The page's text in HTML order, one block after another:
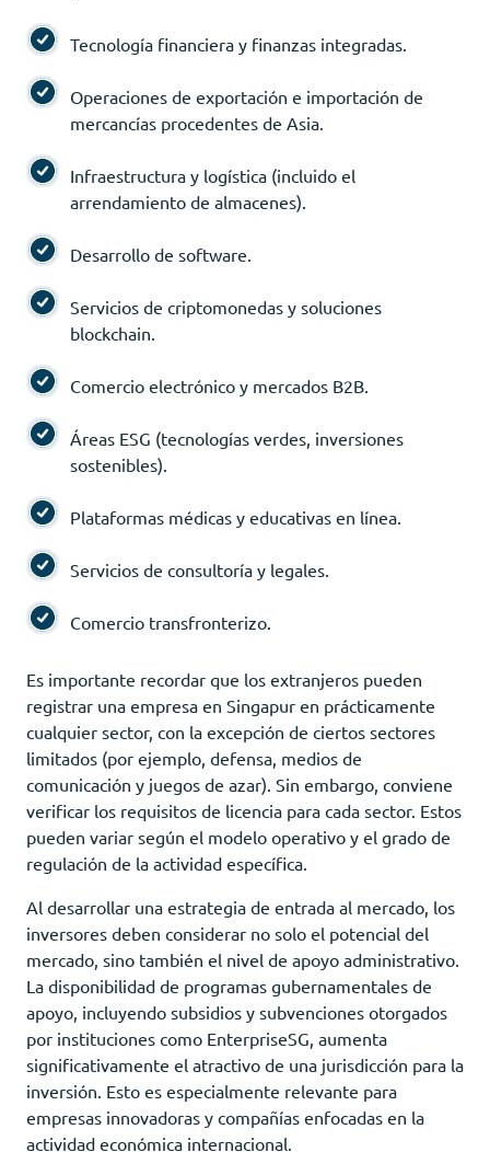
Tecnología financiera y finanzas integradas.
Operaciones de exportación e importación de
mercancías procedentes de Asia.
Infraestructura y logística (incluido el
arrendamiento de almacenes).
Desarrollo de software.
Servicios de criptomonedas y soluciones
blockchain.
Comercio electrónico y mercados B2B.
Áreas ESG (tecnologías verdes, inversiones
sostenibles).
Plataformas médicas y educativas en línea.
Servicios de consultoría y legales.
Comercio transfronterizo.
Es importante recordar que los extranjeros pueden
registrar una empresa en Singapur en prácticamente
cualquier sector, con la excepción de ciertos sectores
limitados (por ejemplo, defensa, medios de
comunicación y juegos de azar). Sin embargo, conviene
verificar los requisitos de licencia para cada sector. Estos
pueden variar según el modelo operativo y el grado de
regulación de la actividad específica.
Al desarrollar una estrategia de entrada al mercado, los
inversores deben considerar no solo el potencial del
mercado, sino también el nivel de apoyo administrativo.
La disponibilidad de programas gubernamentales de
apoyo, incluyendo subsidios y subvenciones otorgados
por instituciones como EnterpriseSG, aumenta
significativamente el atractivo de una jurisdicción para la
inversión. Esto es especialmente relevante para
empresas innovadoras y compañías enfocadas en la
actividad económica internacional.